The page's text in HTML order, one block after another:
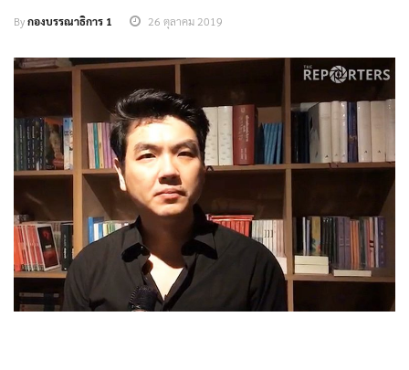
Byกองบรรณาธิการ 1 26 ตุลาคม 2019